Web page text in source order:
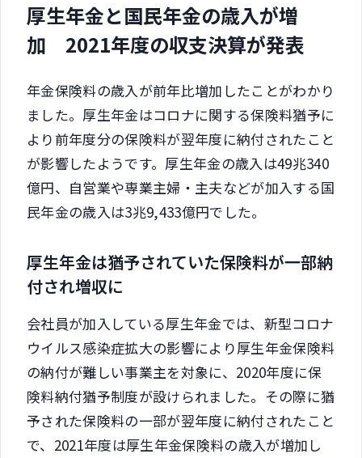
厚生年金と国民年金の歳入が増
加 2021年度の収支決算が発表
年金保険料の歳入が前年比増加したことがわかり
ました。厚生年金はコロナに関する保険料猶予に
より前年度分の保険料が翌年度に納付されたこと
が影響したようです。厚生年金の歳入は49兆340
億円、自営業や専業主婦・主夫などが加入する国
民年金の歳入は3兆9,433億円でした。
厚生年金は猶予されていた保険料が一部納
付され増収に
会社員が加入している厚生年金では、新型コロナ
ウイルス感染症拡大の影響により厚生年金保険料
の納付が難しい事業主を対象に、2020年度に保
険料納付猶予制度が設けられました。その際に猶
予された保険料の一部が翌年度に納付されたこと
で、2021年度は厚生年金保険料の歳入が増加し